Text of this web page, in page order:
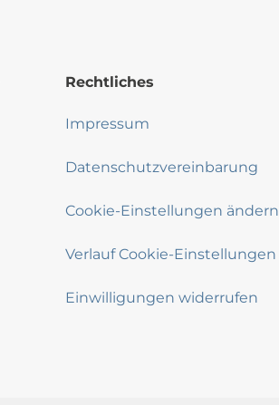
Rechtliches
Impressum
Datenschutzvereinbarung
Cookie-Einstellungen ändern
Verlauf Cookie-Einstellungen
Einwilligungen widerrufen